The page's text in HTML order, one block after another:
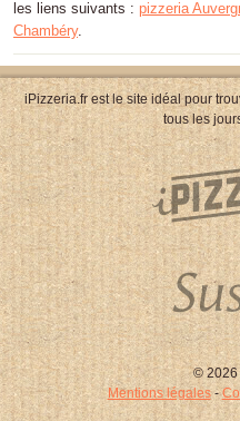
les liens suivants : pizzeria
Chambéry.
iPizzeria.fr est le site idéal pour
tous les
© 2026
Mentions légales-